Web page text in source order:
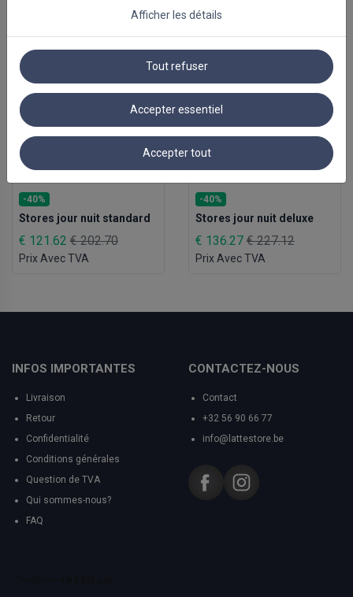
Afficher les détails
Tout refuser
Accepter essentiel
Accepter tout
-40%
Stores jour nuit standard
€ 121.62 € 202.70
Prix Avec TVA
-40%
Stores jour nuit deluxe
€ 136.27 € 227.12
Prix Avec TVA
INFOS IMPORTANTES
Livraison
Retour
Confidentialité
Conditions générales
Question de TVA
Qui sommes-nous?
FAQ
CONTACTEZ-NOUS
Contact
+32 56 90 66 77
info@lattestore.be